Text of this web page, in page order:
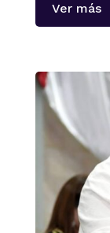
Ver más